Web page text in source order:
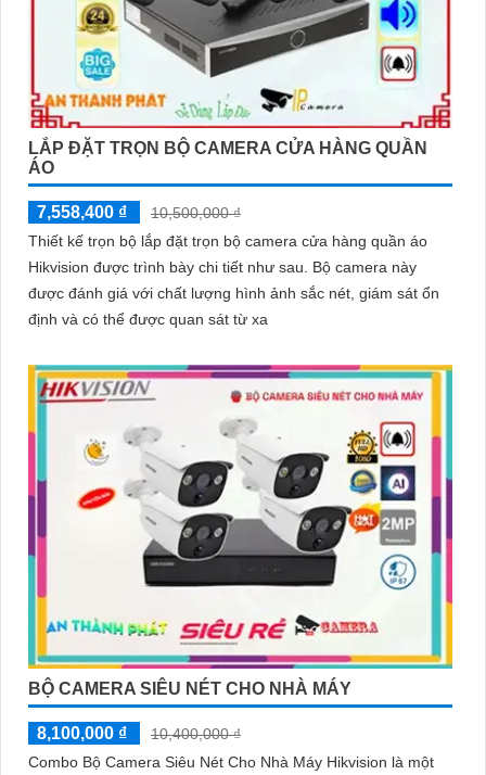
LẮP ĐẶT TRỌN BỘ CAMERA CỬA HÀNG QUẦN
ÁO
7,558,400 ₫
10,500,000 ₫
Thiết kế trọn bộ lắp đặt trọn bộ camera cửa hàng quần áo
Hikvision được trình bày chi tiết như sau. Bộ camera này
được đánh giá với chất lượng hình ảnh sắc nét, giám sát ổn
định và có thể được quan sát từ xa
BỘ CAMERA SIÊU NÉT CHO NHÀ MÁY
8,100,000 ₫
10,400,000 ₫
Combo Bộ Camera Siêu Nét Cho Nhà Máy Hikvision là một